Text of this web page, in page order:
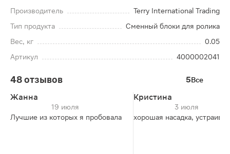
Производитель
Terry International Trading
Тип продукта
Сменный блоки для ролика
Вес, кг
0.05
Артикул
4000002041
48 отзывов 5Все
Жанна
19 июля
Лучшие из которых я пробовала
Кристина
3 июля
хорошая насадка,